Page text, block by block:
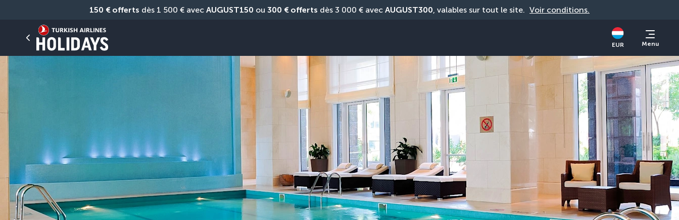
150 € offerts dès 1 500 € avec AUGUST150 ou 300 € offerts dès 3 000 € avec AUGUST300, valables sur tout le site. Voir conditions.
EUR Menu